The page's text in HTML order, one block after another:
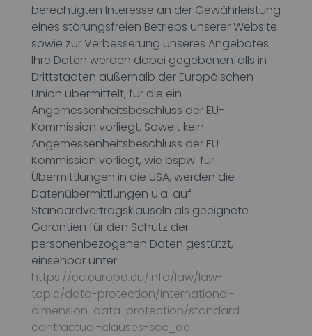
berechtigten Interesse an der Gewährleistung
eines störungsfreien Betriebs unserer Website
sowie zur Verbesserung unseres Angebotes.
Ihre Daten werden dabei gegebenenfalls in
Drittstaaten außerhalb der Europäischen
Union übermittelt, für die ein
Angemessenheitsbeschluss der EU-
Kommission vorliegt. Soweit kein
Angemessenheitsbeschluss der EU-
Kommission vorliegt, wie bspw. für
Übermittlungen in die USA, werden die
Datenübermittlungen u.a. auf
Standardvertragsklauseln als geeignete
Garantien für den Schutz der
personenbezogenen Daten gestützt,
einsehbar unter:
https://ec.europa.eu/info/law/law-
topic/data-protection/international-
dimension-data-protection/standard-
contractual-clauses-scc_de